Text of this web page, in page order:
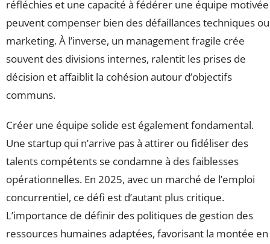
réfléchies et une capacité à fédérer une équipe motivée
peuvent compenser bien des défaillances techniques ou
marketing. À l’inverse, un management fragile crée
souvent des divisions internes, ralentit les prises de
décision et affaiblit la cohésion autour d’objectifs
communs.
Créer une équipe solide est également fondamental.
Une startup qui n’arrive pas à attirer ou fidéliser des
talents compétents se condamne à des faiblesses
opérationnelles. En 2025, avec un marché de l’emploi
concurrentiel, ce défi est d’autant plus critique.
L’importance de définir des politiques de gestion des
ressources humaines adaptées, favorisant la montée en